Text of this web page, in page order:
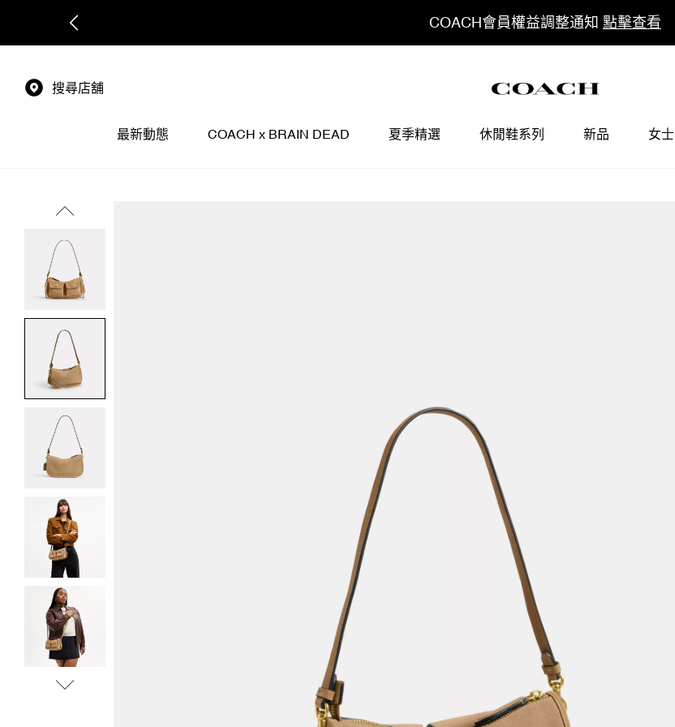
COACH會員權益調整通知 點擊查看
搜尋店舖
最新動態 COACH x BRAIN DEAD 夏季精選 休閒鞋系列 新品 女士